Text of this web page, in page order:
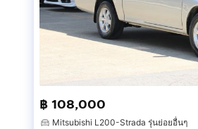
฿ 108,000
Mitsubishi L200-Strada รุ่นย่อยอื่นๆ